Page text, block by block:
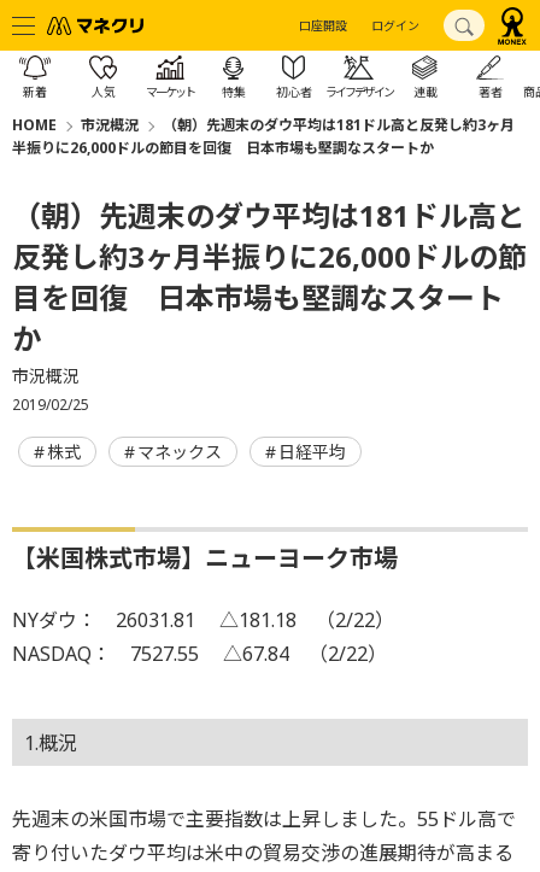
口座開設 ログイン
新着 人気 マーケット 特集 初心者 ライフデザイン 連載 著者 商
HOME 市況概況
（朝）先週末のダウ平均は181ドル高と反発し約3ヶ月
半振りに26,000ドルの節目を回復 日本市場も堅調なスタートか
（朝）先週末のダウ平均は181ドル高と
反発し約3ヶ月半振りに26,000ドルの節
目を回復 日本市場も堅調なスタート
か
市況概況
2019/02/25
株式 マネックス 日経平均
【米国株式市場】ニューヨーク市場
NYダウ： 26031.81 △181.18 （2/22）
NASDAQ： 7527.55 △67.84 （2/22）
1.概況
先週末の米国市場で主要指数は上昇しました。55ドル高で
寄り付いたダウ平均は米中の貿易交渉の進展期待が高まる